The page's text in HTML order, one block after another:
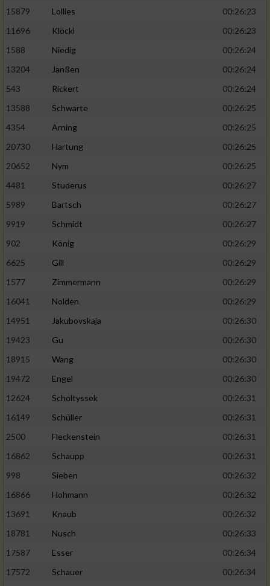
15879
Lollies
00:26:23
11696
Klöckl
00:26:23
1588
Niedig
00:26:24
13204
Janßen
00:26:24
543
Rickert
00:26:24
13588
Schwarte
00:26:25
4354
Arning
00:26:25
20730
Hartung
00:26:25
20652
Nym
00:26:25
4481
Studerus
00:26:27
5989
Bartsch
00:26:27
9919
Schmidt
00:26:27
902
König
00:26:29
6625
Gill
00:26:29
1577
Zimmermann
00:26:29
16041
Nolden
00:26:29
14951
Jakubovskaja
00:26:30
19423
Gu
00:26:30
18915
Wang
00:26:30
19472
Engel
00:26:30
12624
Scholtyssek
00:26:31
16149
Schüller
00:26:31
2500
Fleckenstein
00:26:31
16862
Schaupp
00:26:31
998
Sieben
00:26:32
16866
Hohmann
00:26:32
13691
Knaub
00:26:32
18781
Nusch
00:26:33
17587
Esser
00:26:34
17572
Schauer 00:26:34